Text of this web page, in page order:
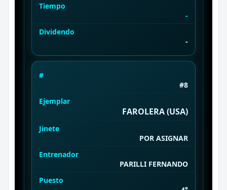
Tiempo
-
Dividendo
-
#
#8
Ejemplar
FAROLERA (USA)
Jinete
POR ASIGNAR
Entrenador
PARILLI FERNANDO
Puesto